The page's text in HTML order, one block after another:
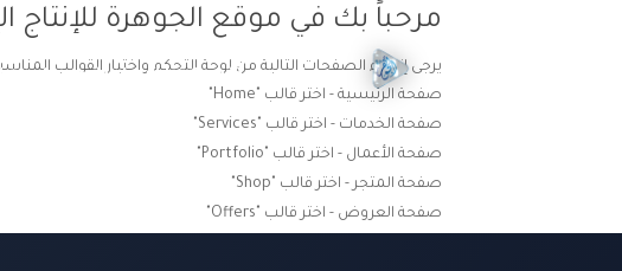
الرئيسية ترسانتنا الإبداعية ومنظومة
مرحباً بك في موقع الجوهرة للإنتاج
يرجى إنشاء الصفحات التالية من لوحة التحكم واختيار القوالب
صفحة الرئيسية - اختر قالب "Home"
صفحة الخدمات - اختر قالب "Services"
صفحة الأعمال - اختر قالب "Portfolio"
صفحة المتجر - اختر قالب "Shop"
صفحة العروض - اختر قالب "Offers"